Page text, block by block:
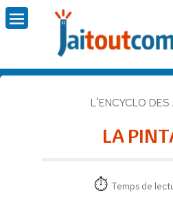
L'ENCYCLO DES
LA
Temps de